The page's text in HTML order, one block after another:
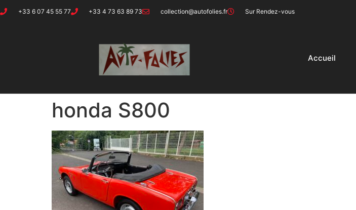
+33 6 07 45 55 77 +33 4 73 63 89 73 collection@autofolies.fr Sur Rendez-vous
Accueil
honda S800